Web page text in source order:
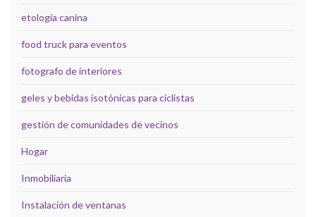
etología canina
food truck para eventos
fotografo de interiores
geles y bebidas isotónicas para ciclistas
gestión de comunidades de vecinos
Hogar
Inmobiliaria
Instalación de ventanas